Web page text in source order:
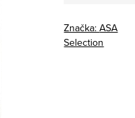
Značka:ASA
Selection